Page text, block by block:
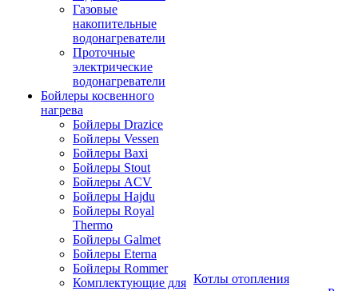
Газовые
накопительные
водонагреватели
Проточные
электрические
водонагреватели
Бойлеры косвенного
нагрева
Бойлеры Drazice
Бойлеры Vessen
Бойлеры Baxi
Бойлеры Stout
Бойлеры ACV
Бойлеры Hajdu
Бойлеры Royal
Thermo
Бойлеры Galmet
Бойлеры Eterna
Бойлеры Rommer
Комплектующие для Котлы отопления